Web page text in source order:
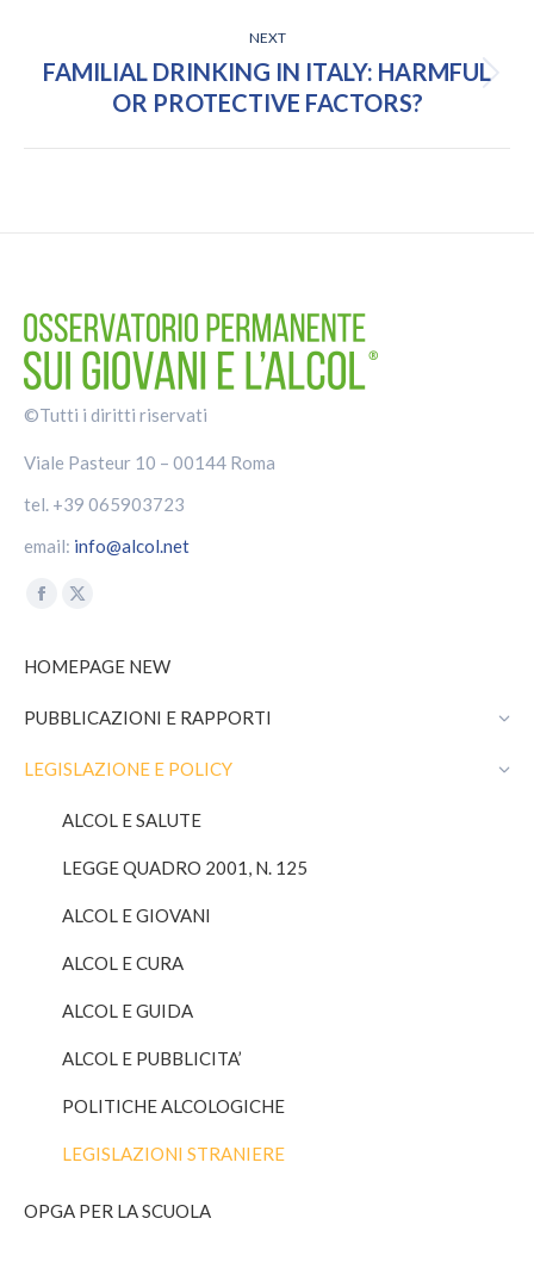
NEXT
Next
post:
FAMILIAL DRINKING IN ITALY: HARMFUL
OR PROTECTIVE FACTORS?
©Tutti i diritti riservati
Viale Pasteur 10 – 00144 Roma
tel. +39 065903723
email: info@alcol.net
Find us on:
Facebook
opens
new
window
X
opens
new
window
HOMEPAGE NEW
PUBBLICAZIONI E RAPPORTI
LEGISLAZIONE E POLICY
ALCOL E SALUTE
LEGGE QUADRO 2001, N. 125
ALCOL E GIOVANI
ALCOL E CURA
ALCOL E GUIDA
ALCOL E PUBBLICITA’
POLITICHE ALCOLOGICHE
LEGISLAZIONI STRANIERE
OPGA PER LA SCUOLA